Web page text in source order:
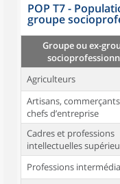
POP T7 -
groupe
Groupe ou ex-
Agriculteurs
Artisans,
chefs d’entreprise
Cadres et professions
intellectuelles
Professions